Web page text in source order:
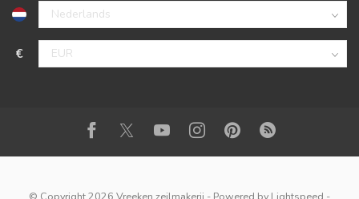
€
© Copyright 2026 Vreeken zeilmakerij - Powered by Lightspeed -